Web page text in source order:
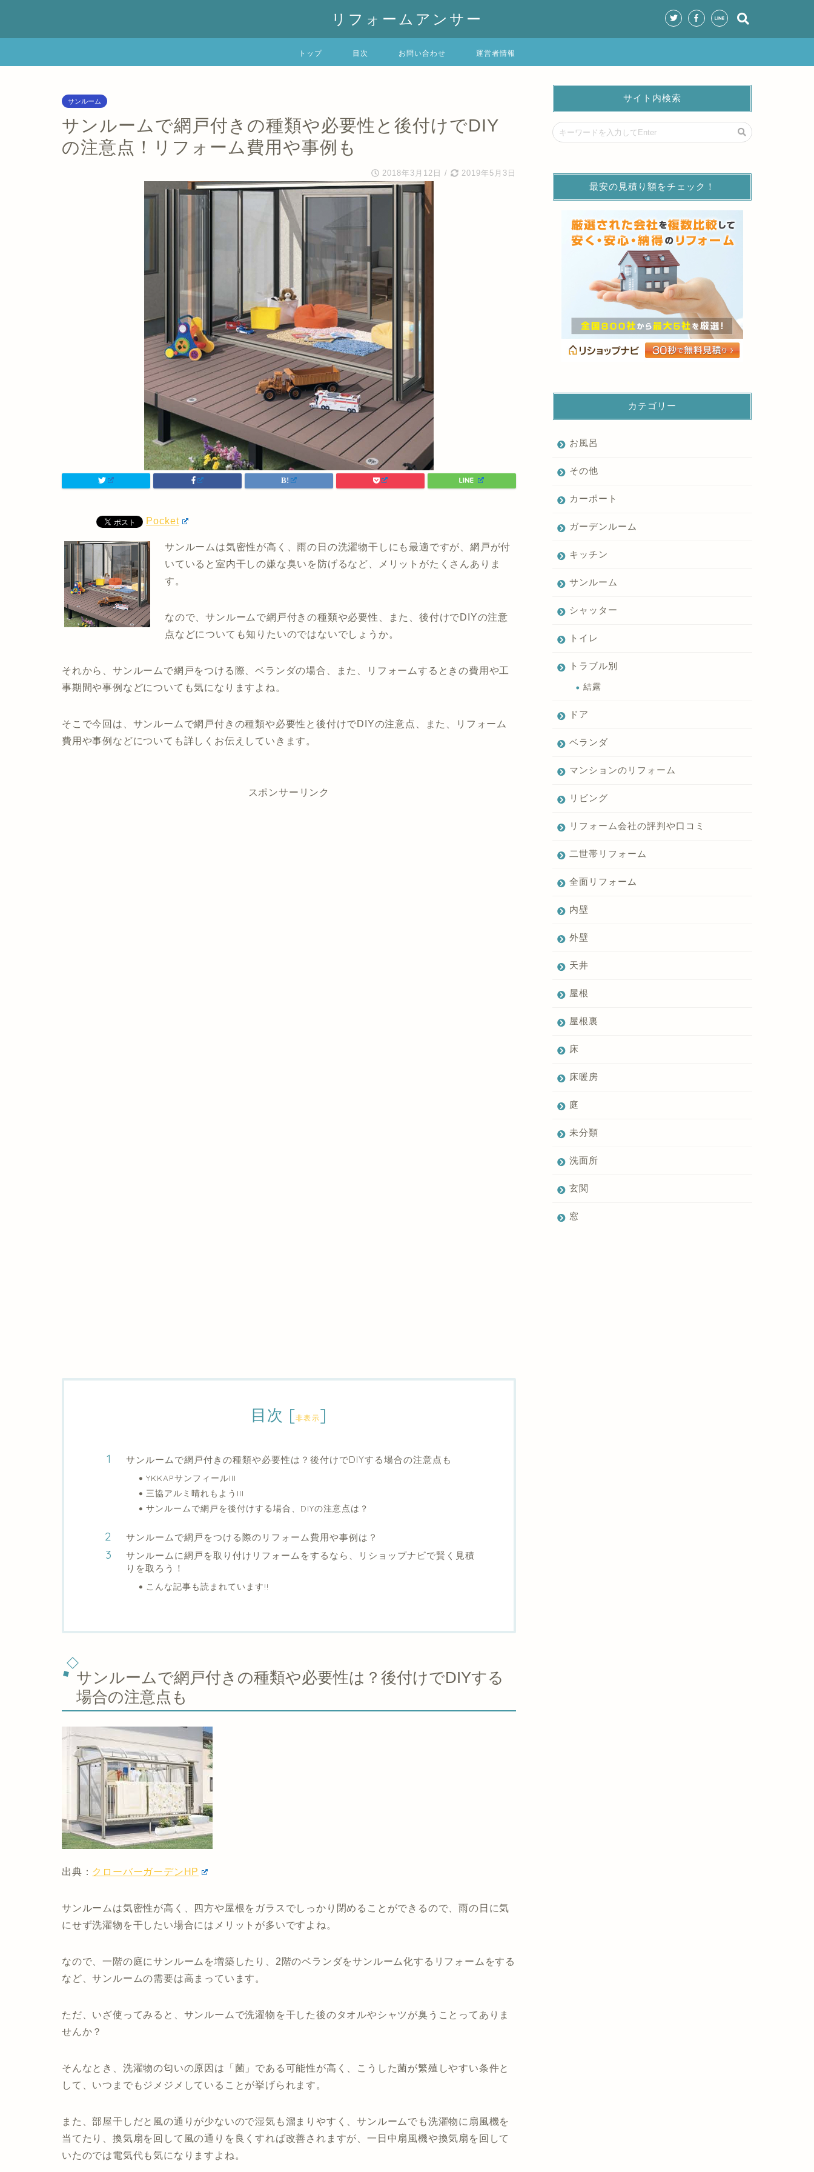
リフォームアンサー
トップ 目次 お問い合わせ 運営者情報
サンルーム
サンルームで網戸付きの種類や必要性と後付けでDIY
の注意点！リフォーム費用や事例も
2018年3月12日 / 2019年5月3日
Pocket
サンルームは気密性が高く、雨の日の洗濯物干しにも最適ですが、網戸が付
いていると室内干しの嫌な臭いを防げるなど、メリットがたくさんありま
す。
なので、サンルームで網戸付きの種類や必要性、また、後付けでDIYの注意
点などについても知りたいのではないでしょうか。
それから、サンルームで網戸をつける際、ベランダの場合、また、リフォームするときの費用や工
事期間や事例などについても気になりますよね。
そこで今回は、サンルームで網戸付きの種類や必要性と後付けでDIYの注意点、また、リフォーム
費用や事例などについても詳しくお伝えしていきます。
スポンサーリンク
目次 [非表示]
サンルームで網戸付きの種類や必要性は？後付けでDIYする場合の注意点も
YKKAPサンフィールIII
三協アルミ晴れもようIII
サンルームで網戸を後付けする場合、DIYの注意点は？
サンルームで網戸をつける際のリフォーム費用や事例は？
サンルームに網戸を取り付けリフォームをするなら、リショップナビで賢く見積
りを取ろう！
こんな記事も読まれています!!
サンルームで網戸付きの種類や必要性は？後付けでDIYする
場合の注意点も
出典： クローバーガーデンHP
サンルームは気密性が高く、四方や屋根をガラスでしっかり閉めることができるので、雨の日に気
にせず洗濯物を干したい場合にはメリットが多いですよね。
なので、一階の庭にサンルームを増築したり、2階のベランダをサンルーム化するリフォームをする
など、サンルームの需要は高まっています。
ただ、いざ使ってみると、サンルームで洗濯物を干した後のタオルやシャツが臭うことってありま
せんか？
そんなとき、洗濯物の匂いの原因は「菌」である可能性が高く、こうした菌が繁殖しやすい条件と
して、いつまでもジメジメしていることが挙げられます。
また、部屋干しだと風の通りが少ないので湿気も溜まりやすく、サンルームでも洗濯物に扇風機を
当てたり、換気扇を回して風の通りを良くすれば改善されますが、一日中扇風機や換気扇を回して
いたのでは電気代も気になりますよね。
サイト内検索
最安の見積り額をチェック！
カテゴリー
お風呂
その他
カーポート
ガーデンルーム
キッチン
サンルーム
シャッター
トイレ
トラブル別
結露
ドア
ベランダ
マンションのリフォーム
リビング
リフォーム会社の評判や口コミ
二世帯リフォーム
全面リフォーム
内壁
外壁
天井
屋根
屋根裏
床
床暖房
庭
未分類
洗面所
玄関
窓